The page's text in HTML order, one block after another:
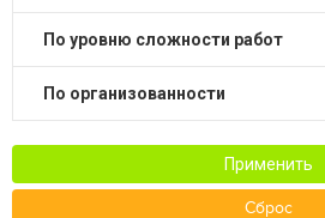
по уровню сложности работ
по организованности
Применить
Сброс